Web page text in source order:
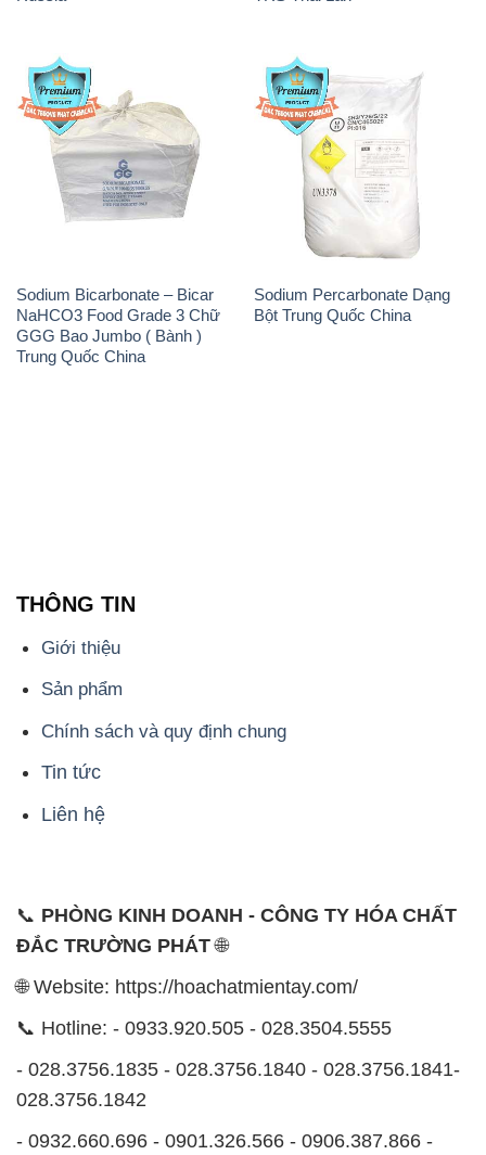
Sodium Bicarbonate – Bicar
NaHCO3 Food Grade 3 Chữ
GGG Bao Jumbo ( Bành )
Trung Quốc China
Sodium Percarbonate Dạng
Bột Trung Quốc China
THÔNG TIN
Giới thiệu
Sản phẩm
Chính sách và quy định chung
Tin tức
Liên hệ
📞 PHÒNG KINH DOANH - CÔNG TY HÓA CHẤT
ĐẮC TRƯỜNG PHÁT🌐
🌐 Website: https://hoachatmientay.com/
📞 Hotline: - 0933.920.505 - 028.3504.5555
- 028.3756.1835 - 028.3756.1840 - 028.3756.1841-
028.3756.1842
- 0932.660.696 - 0901.326.566 - 0906.387.866 -